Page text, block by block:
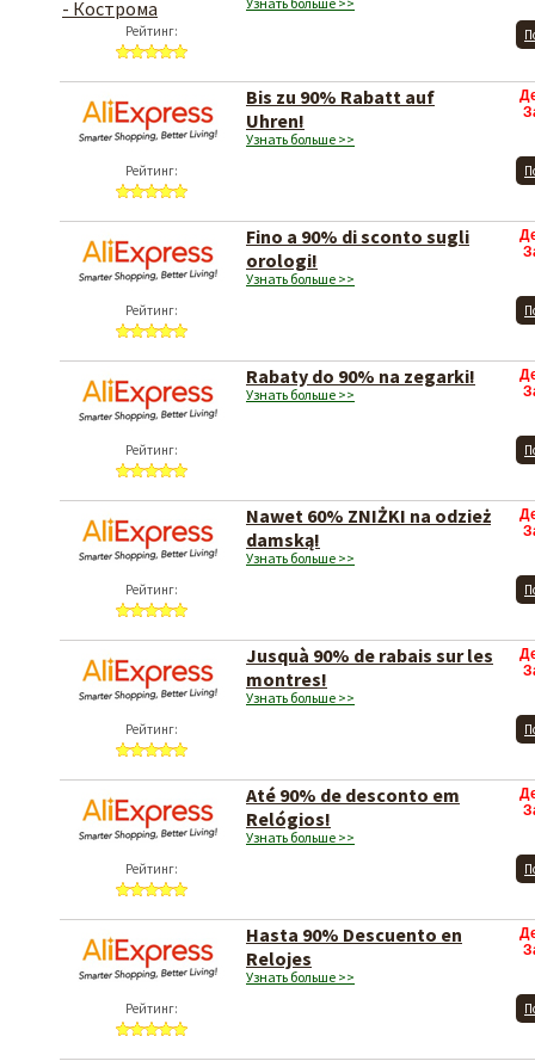
Рейтинг:
Рейтинг:
Bis zu 90% Rabatt auf
Uhren!
Узнать больше >>
Рейтинг:
Fino a 90% di sconto sugli
orologi!
Узнать больше >>
Рейтинг:
Rabaty do 90% na zegarki!
Узнать больше >>
Рейтинг:
Nawet 60% ZNIŻKI na odzież
damską!
Узнать больше >>
Рейтинг:
Jusquà 90% de rabais sur les
montres!
Узнать больше >>
Рейтинг:
Até 90% de desconto em
Relógios!
Узнать больше >>
Рейтинг:
Hasta 90% Descuento en
Relojes
Узнать больше >>